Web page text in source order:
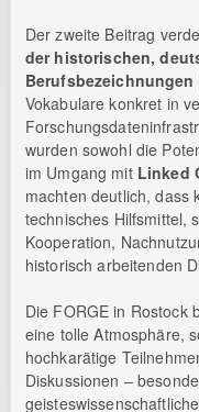
Der zweite Beitrag
der historischen,
Berufsbezeichnungen
Vokabulare konkret in
wurden sowohl die
im Umgang mit Linked
machten deutlich, dass
technisches Hilfsmittel,
Kooperation,
historisch arbeitenden
Die FORGE in Rostock
eine tolle Atmosphäre,
hochkarätige
Diskussionen –